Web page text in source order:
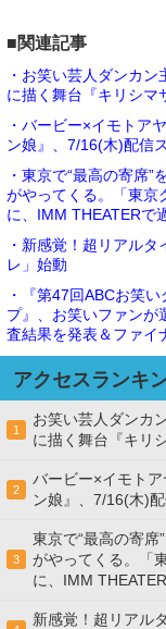
■関連記事
・お笑い芸人ダンカ
に描く舞台『キリシマ
・バービー×イモトア
ン娘』、7/16(木)配信
・東京で“最高の寄席”
がやってくる。「東京
に、IMM THEATERで
・新感覚！超リアル
レ」始動
・『第47回ABCお笑
プ』、お笑いファンが
査結果を発表＆ファイ
アクセスランキ
1
お笑い芸人ダンカ
に描く舞台『キリ
2
バービー×イモト
ン娘』、7/16(木)
3
東京で“最高の寄席
がやってくる。「
に、IMM
新感覚！超リアル